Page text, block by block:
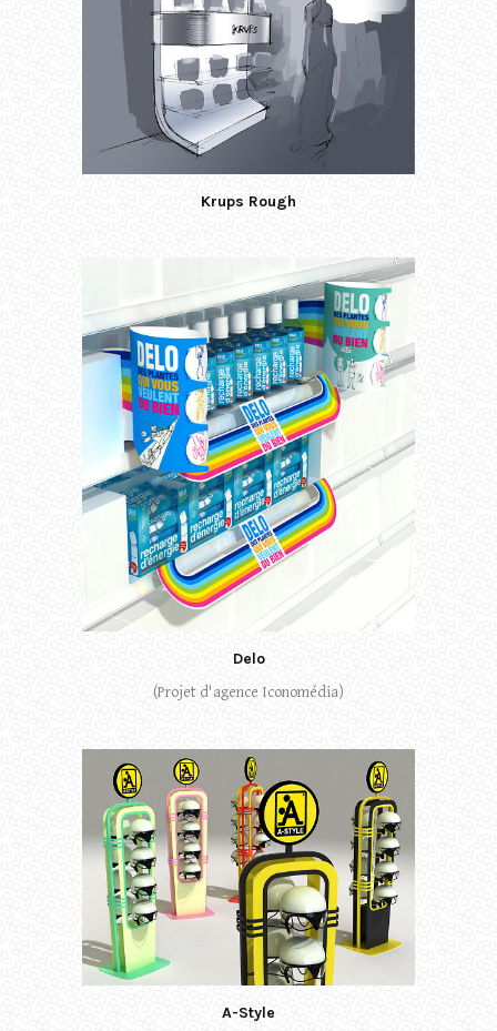
Krups Rough
Delo
(Projet d'agence Iconomédia)
A-Style